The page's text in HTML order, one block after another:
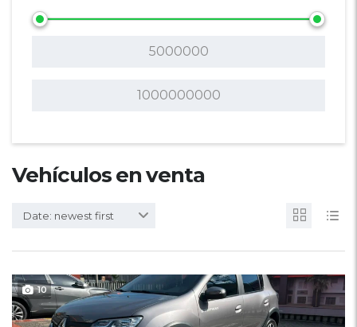
Vehículos en venta
Date: newest first
10